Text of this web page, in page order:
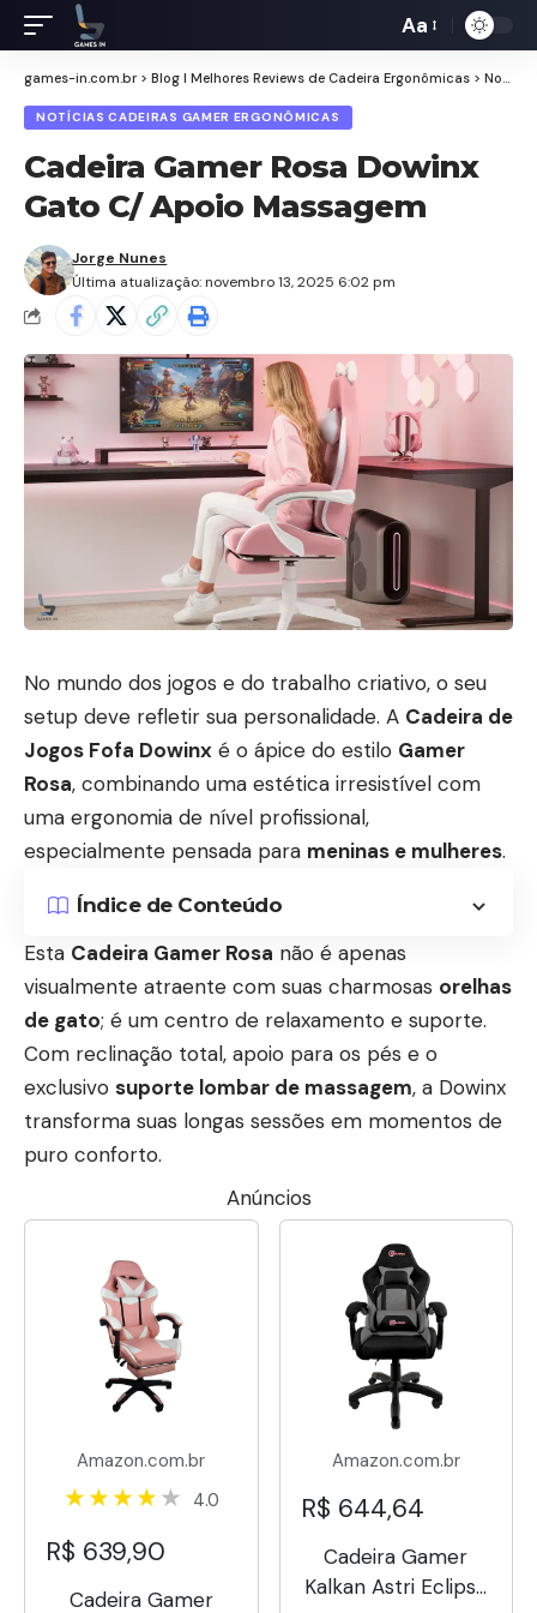
de
Aa
games-in.com.br > Blog I Melhores Reviews de Cadeira Ergonômicas > Notícias Cadeiras Gamer Ergonômicas
NOTÍCIAS CADEIRAS GAMER ERGONÔMICAS
Cadeira Gamer Rosa Dowinx
Gato C/ Apoio Massagem
Última atualização: novembro 13, 2025 6:02 pm
Jorge Nunes
No mundo dos jogos e do trabalho criativo, o seu
setup deve refletir sua personalidade. A Cadeira de
Jogos Fofa Dowinx é o ápice do estilo Gamer
Rosa, combinando uma estética irresistível com
uma ergonomia de nível profissional,
especialmente pensada para meninas e mulheres.
Índice de Conteúdo
Esta Cadeira Gamer Rosa não é apenas
visualmente atraente com suas charmosas orelhas
de gato; é um centro de relaxamento e suporte.
Com reclinação total, apoio para os pés e o
exclusivo suporte lombar de massagem, a Dowinx
transforma suas longas sessões em momentos de
puro conforto.
Anúncios
Amazon.com.br
4.0
R$ 639,90
Cadeira Gamer
Amazon.com.br
R$ 644,64
Cadeira Gamer
Kalkan Astri Eclipse